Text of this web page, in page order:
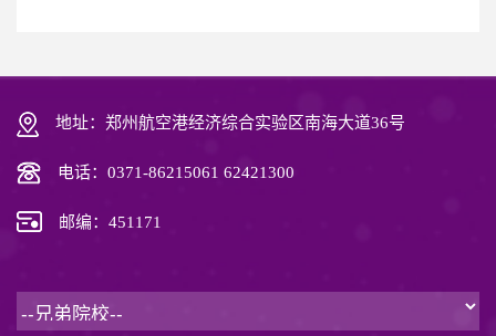
地址：郑州航空港经济综合实验区南海大道36号
电话：0371-86215061 62421300
邮编：451171